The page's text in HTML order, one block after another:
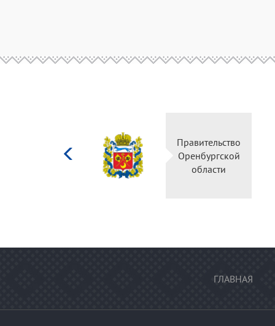
Правительство
Оренбургской
области
ГЛАВНАЯ